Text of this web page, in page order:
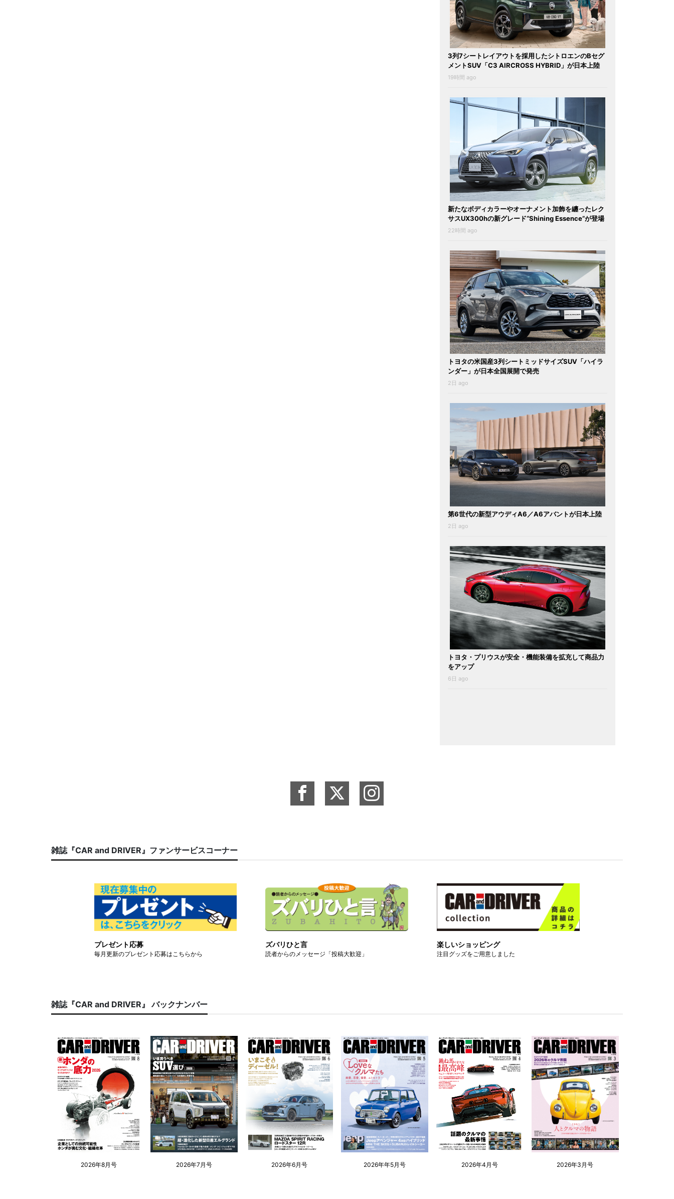
3列7シートレイアウトを採用したシトロエンのBセグ
メントSUV「C3 AIRCROSS HYBRID」が日本上陸
19時間 ago
新たなボディカラーやオーナメント加飾を纏ったレク
サスUX300hの新グレード“Shining Essence”が登場
22時間 ago
トヨタの米国産3列シートミッドサイズSUV「ハイラ
ンダー」が日本全国展開で発売
2日 ago
第6世代の新型アウディA6／A6アバントが日本上陸
2日 ago
トヨタ・プリウスが安全・機能装備を拡充して商品力
をアップ
6日 ago
雑誌『CAR and DRIVER』ファンサービスコーナー
プレゼント応募
毎月更新のプレゼント応募はこちらから
ズバリひと言
読者からのメッセージ「投稿大歓迎」
楽しいショッピング
注目グッズをご用意しました
雑誌『CAR and DRIVER』 バックナンバー
2026年8月号 2026年7月号 2026年6月号 2026年年5月号 2026年4月号 2026年3月号